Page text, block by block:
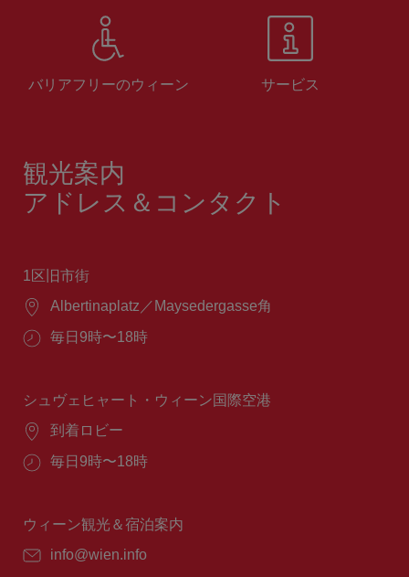
バリアフリーのウィーン サービス
観光案内
アドレス＆コンタクト
1区旧市街
場
Albertinaplatz／Maysedergasse角
営
間：
毎日9時〜18時
シュヴェヒャート・ウィーン国際空港
場
到着ロビー
営
間：
毎日9時〜18時
ウィーン観光＆宿泊案内
E
info@wien.info